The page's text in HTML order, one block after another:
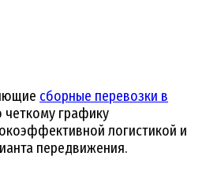
сборные перевозки в
четкому графику
логистикой и
передвижения.